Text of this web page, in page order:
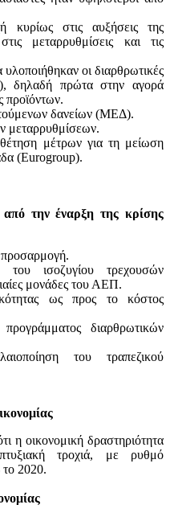
στις αυξήσεις της
μεταρρυθμίσεις και τις
οι διαρθρωτικές
δηλαδή πρώτα στην αγορά
προϊόντων.
δανείων (ΜΕΔ).
μεταρρυθμίσεων.
μέτρων για τη μείωση
(Eurogroup).
την έναρξη της κρίσης
ισοζυγίου τρεχουσών
μονάδες του ΑΕΠ.
ως προς το κόστος
διαρθρωτικών
του τραπεζικού
η οικονομική δραστηριότητα
τροχιά, με ρυθμό
2020.